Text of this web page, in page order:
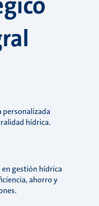
personalizada
hídrica.
gestión hídrica
ahorro y